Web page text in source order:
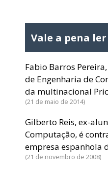
Vale a pena
Fabio Barros
de Engenharia de
da multinacional
21 de maio de 2014
Gilberto Reis, ex-
Computação, é
empresa espanhola
21 de novembro de 2008